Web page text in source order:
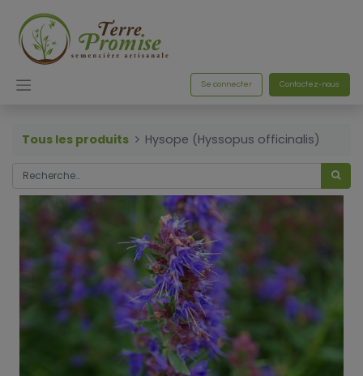
Se connecter Contactez-nous
Tous les produits Hysope (Hyssopus officinalis)